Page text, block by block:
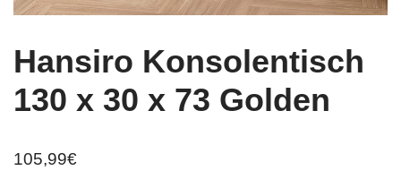
Hansiro Konsolentisch
130 x 30 x 73 Golden
105,99€